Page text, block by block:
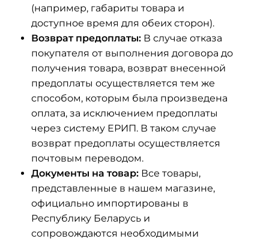
(например, габариты товара и
доступное время для обеих сторон).
Возврат предоплаты: В случае отказа
покупателя от выполнения договора до
получения товара, возврат внесенной
предоплаты осуществляется тем же
способом, которым была произведена
оплата, за исключением предоплаты
через систему ЕРИП. В таком случае
возврат предоплаты осуществляется
почтовым переводом.
Документы на товар: Все товары,
представленные в нашем магазине,
официально импортированы в
Республику Беларусь и
сопровождаются необходимыми